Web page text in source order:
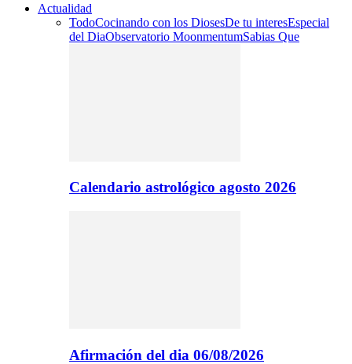
Actualidad
TodoCocinando con los DiosesDe tu interesEspecial
del DiaObservatorio MoonmentumSabias Que
Calendario astrológico agosto 2026
Afirmación del dia 06/08/2026